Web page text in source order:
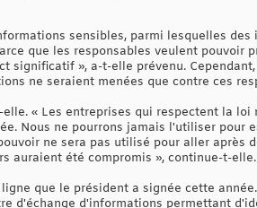
sensibles, parmi lesquelles
que les responsables veulent pouvoir
», a-t-elle prévenu.
ne seraient menées que contre ces
« Les entreprises qui respectent la loi
Nous ne pourrons jamais l'utiliser pour
ne sera pas utilisé pour aller après
auraient été compromis », continue-t-elle.
que le président a signée cette
d'échange d'informations permettant